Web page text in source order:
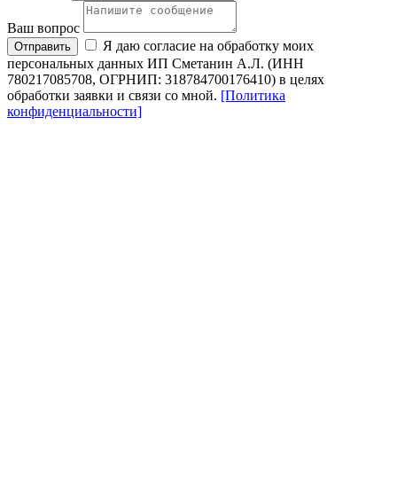
Ваш вопрос
Отправить
Я даю согласие на обработку моих
персональных данных ИП Сметанин А.Л. (ИНН
780217085708, ОГРНИП: 318784700176410) в целях
обработки заявки и связи со мной. [Политика
конфиденциальности]